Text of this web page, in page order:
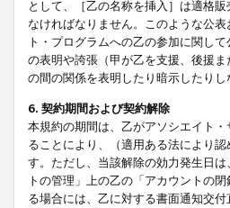
として、［乙の名称を挿入］は適格
なければなりません。このような公
ト・プログラムへの乙の参加に関し
の表明や誇張（甲が乙を支援、後援
の間の関係を表明したり暗示したりし
6. 契約期間および契約解除
本規約の期間は、乙がアソシエイト
ることにより、（適用ある法により
す。ただし、当該解除の効力発生日
トの管理」上の乙の「アカウントの
る場合には、乙に対する書面通知交